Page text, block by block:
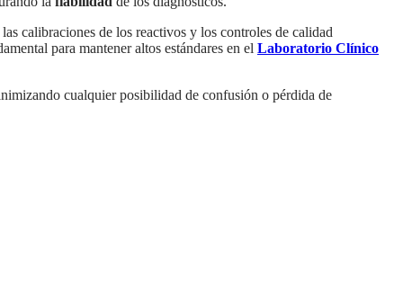
calibraciones de los reactivos y los controles de calidad
para mantener altos estándares en el Laboratorio Clínico
cualquier posibilidad de confusión o pérdida de